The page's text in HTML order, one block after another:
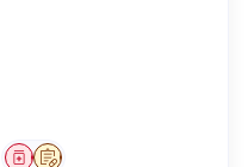
Op voorschrift
Geneesmiddel